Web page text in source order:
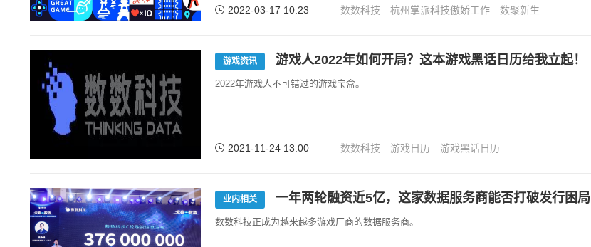
2022-03-17 10:23 数数科技 杭州掌派科技傲娇工作 数聚新生
游戏资讯 游戏人2022年如何开局？这本游戏黑话日历给我立起！
2022年游戏人不可错过的游戏宝盒。
2021-11-24 13:00 数数科技 游戏日历 游戏黑话日历
业内相关 一年两轮融资近5亿，这家数据服务商能否打破发行困局
数数科技正成为越来越多游戏厂商的数据服务商。